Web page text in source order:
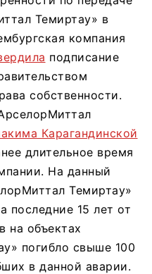
Темиртау» в
компания
подписание
собственности.
Карагандинской
длительное время
На данный
Темиртау»
последние 15 лет от
на объектах
погибло свыше 100
в данной аварии.